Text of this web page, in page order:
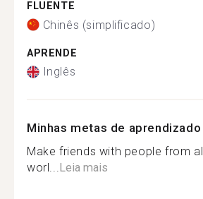
FLUENTE
Chinês (simplificado)
APRENDE
Inglês
Minhas metas de aprendizado
Make friends with people from
worl...Leia mais